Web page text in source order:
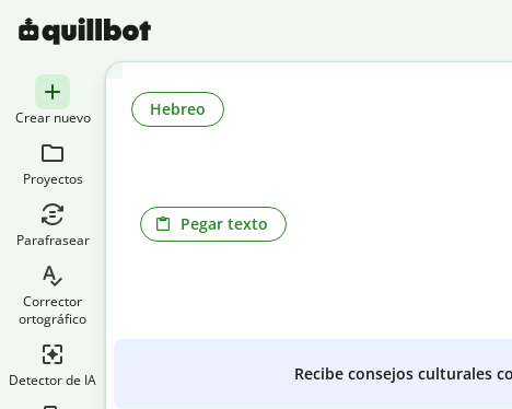
Crear nuevo
Proyectos
Parafrasear
Corrector
ortográfico
Detector de IA
Pegar texto
Hebreo
Recibe consejos culturales